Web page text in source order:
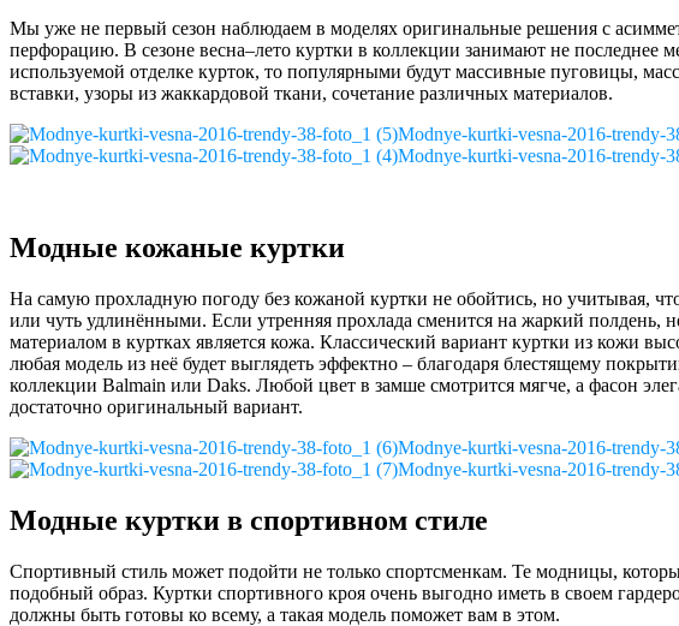
Мы уже не первый сезон наблюдаем в моделях оригинальные решения с
перфорацию. В сезоне весна–лето куртки в коллекции занимают не последнее
используемой отделке курток, то популярными будут массивные пуговицы,
вставки, узоры из жаккардовой ткани, сочетание различных материалов.
Modnye-kurtki-vesna-2016-trendy-
Modnye-kurtki-vesna-2016-trendy-
Модные кожаные куртки
На самую прохладную погоду без кожаной куртки не обойтись, но учитывая,
или чуть удлинёнными. Если утренняя прохлада сменится на жаркий полдень,
материалом в куртках является кожа. Классический вариант куртки из кожи
любая модель из неё будет выглядеть эффектно – благодаря блестящему
коллекции Balmain или Daks. Любой цвет в замше смотрится мягче, а фасон
достаточно оригинальный вариант.
Modnye-kurtki-vesna-2016-trendy-
Modnye-kurtki-vesna-2016-trendy-
Модные куртки в спортивном стиле
Спортивный стиль может подойти не только спортсменкам. Те модницы,
подобный образ. Куртки спортивного кроя очень выгодно иметь в своем
должны быть готовы ко всему, а такая модель поможет вам в этом.